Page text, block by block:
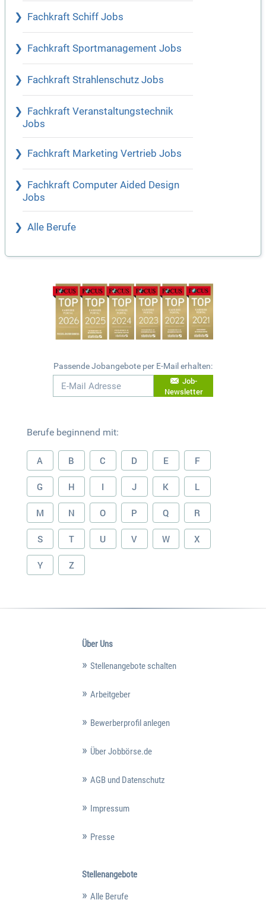
Fachkraft Schiff Jobs
Fachkraft Sportmanagement Jobs
Fachkraft Strahlenschutz Jobs
Fachkraft Veranstaltungstechnik
Jobs
Fachkraft Marketing Vertrieb Jobs
Fachkraft Computer Aided Design
Jobs
Alle Berufe
Passende Jobangebote per E-Mail erhalten:
Job-
Newsletter
Berufe beginnend mit:
A B C D E F
G H I J K L
M N O P Q R
S T U V W X
Y Z
Über Uns
Stellenangebote schalten
Arbeitgeber
Bewerberprofil anlegen
Über Jobbörse.de
AGB und Datenschutz
Impressum
Presse
Stellenangebote
Alle Berufe